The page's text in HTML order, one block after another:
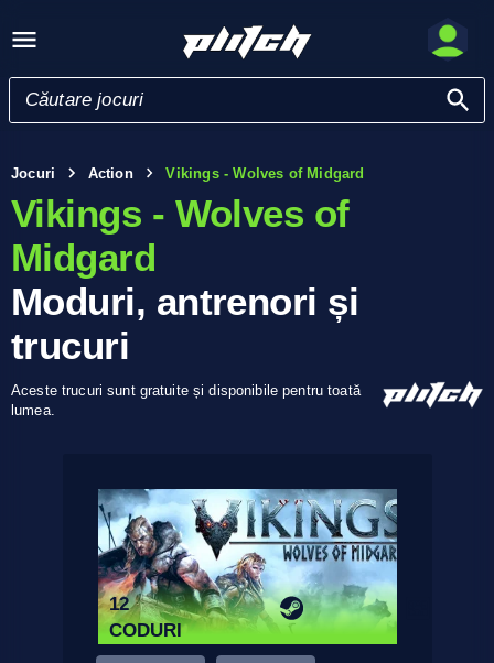
Jocuri Action Vikings - Wolves of Midgard
Vikings - Wolves of
Midgard
Moduri, antrenori și
trucuri
Aceste trucuri sunt gratuite și disponibile pentru toată
lumea.
12
CODURI